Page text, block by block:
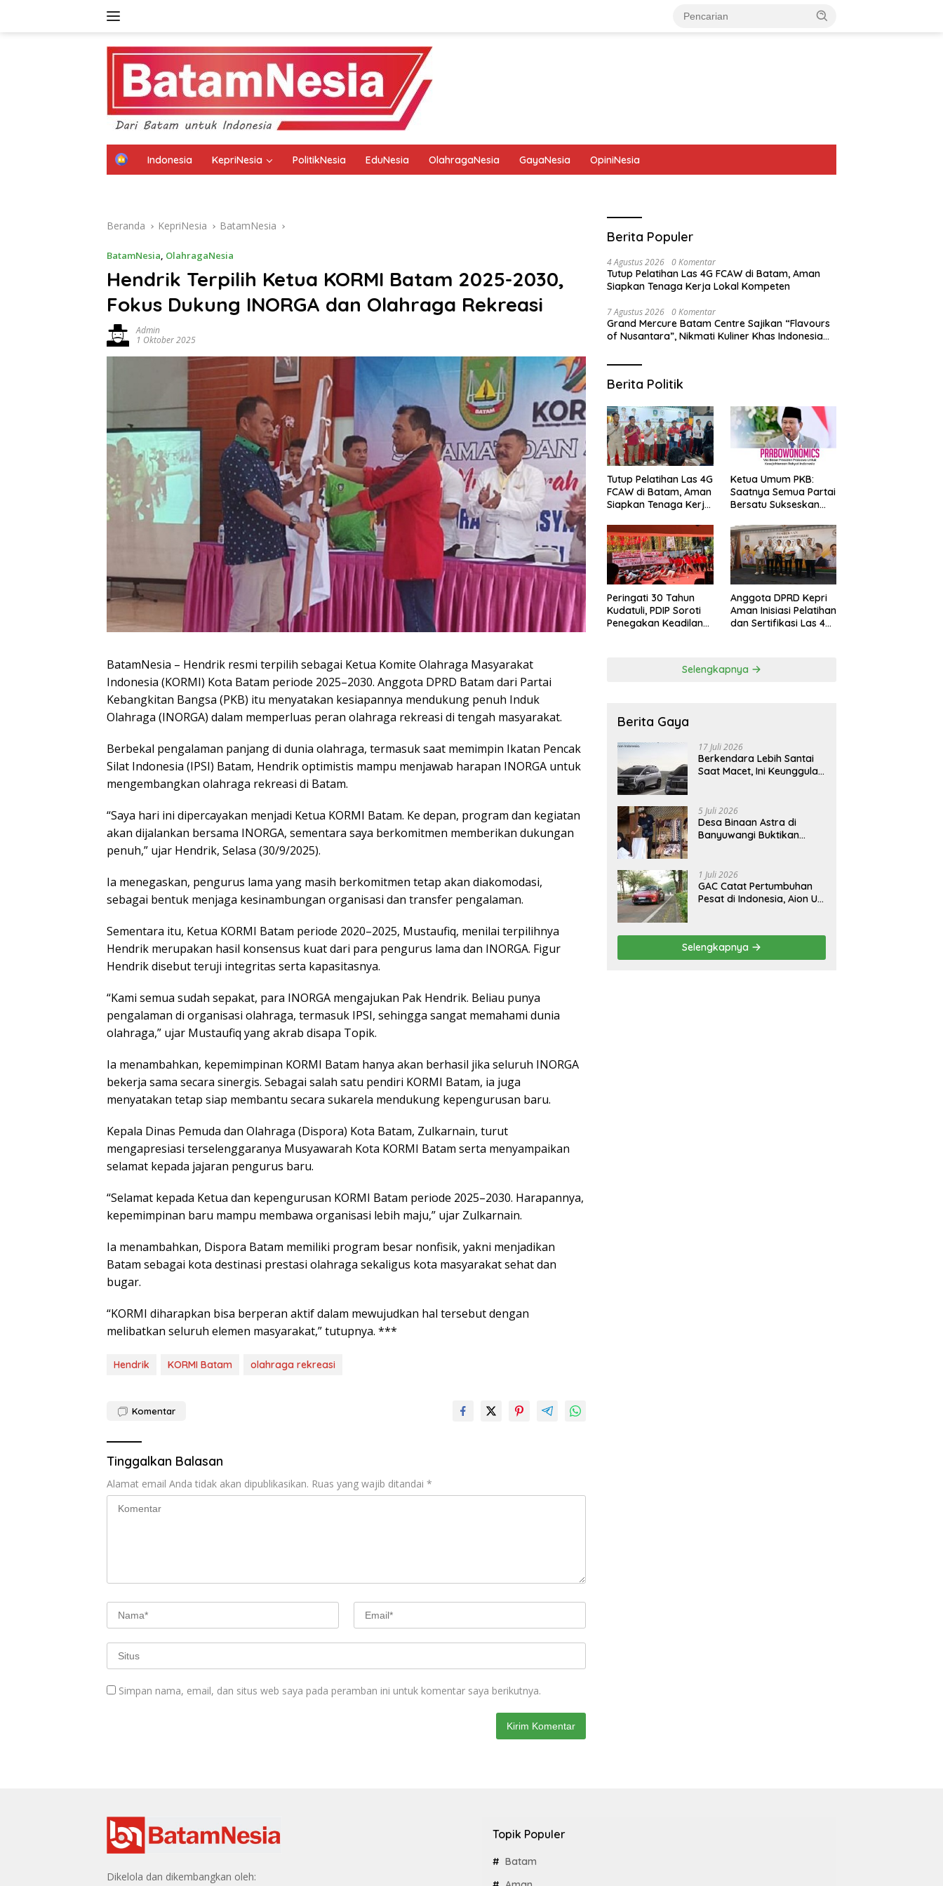
H
Indonesia KepriNesia PolitikNesia EduNesia OlahragaNesia GayaNesia OpiniNesia
Beranda KepriNesia BatamNesia
BatamNesia, OlahragaNesia
Hendrik Terpilih Ketua KORMI Batam 2025-2030,
Fokus Dukung INORGA dan Olahraga Rekreasi
Admin
1 Oktober 2025
BatamNesia – Hendrik resmi terpilih sebagai Ketua Komite Olahraga Masyarakat
Indonesia (KORMI) Kota Batam periode 2025–2030. Anggota DPRD Batam dari Partai
Kebangkitan Bangsa (PKB) itu menyatakan kesiapannya mendukung penuh Induk
Olahraga (INORGA) dalam memperluas peran olahraga rekreasi di tengah masyarakat.
Berbekal pengalaman panjang di dunia olahraga, termasuk saat memimpin Ikatan Pencak
Silat Indonesia (IPSI) Batam, Hendrik optimistis mampu menjawab harapan INORGA untuk
mengembangkan olahraga rekreasi di Batam.
“Saya hari ini dipercayakan menjadi Ketua KORMI Batam. Ke depan, program dan kegiatan
akan dijalankan bersama INORGA, sementara saya berkomitmen memberikan dukungan
penuh,” ujar Hendrik, Selasa (30/9/2025).
Ia menegaskan, pengurus lama yang masih berkomitmen tetap akan diakomodasi,
sebagai bentuk menjaga kesinambungan organisasi dan transfer pengalaman.
Sementara itu, Ketua KORMI Batam periode 2020–2025, Mustaufiq, menilai terpilihnya
Hendrik merupakan hasil konsensus kuat dari para pengurus lama dan INORGA. Figur
Hendrik disebut teruji integritas serta kapasitasnya.
“Kami semua sudah sepakat, para INORGA mengajukan Pak Hendrik. Beliau punya
pengalaman di organisasi olahraga, termasuk IPSI, sehingga sangat memahami dunia
olahraga,” ujar Mustaufiq yang akrab disapa Topik.
Ia menambahkan, kepemimpinan KORMI Batam hanya akan berhasil jika seluruh INORGA
bekerja sama secara sinergis. Sebagai salah satu pendiri KORMI Batam, ia juga
menyatakan tetap siap membantu secara sukarela mendukung kepengurusan baru.
Kepala Dinas Pemuda dan Olahraga (Dispora) Kota Batam, Zulkarnain, turut
mengapresiasi terselenggaranya Musyawarah Kota KORMI Batam serta menyampaikan
selamat kepada jajaran pengurus baru.
“Selamat kepada Ketua dan kepengurusan KORMI Batam periode 2025–2030. Harapannya,
kepemimpinan baru mampu membawa organisasi lebih maju,” ujar Zulkarnain.
Ia menambahkan, Dispora Batam memiliki program besar nonfisik, yakni menjadikan
Batam sebagai kota destinasi prestasi olahraga sekaligus kota masyarakat sehat dan
bugar.
“KORMI diharapkan bisa berperan aktif dalam mewujudkan hal tersebut dengan
melibatkan seluruh elemen masyarakat,” tutupnya. ***
Hendrik KORMI Batam olahraga rekreasi
Komentar
Tinggalkan Balasan
Alamat email Anda tidak akan dipublikasikan. Ruas yang wajib ditandai *
Simpan nama, email, dan situs web saya pada peramban ini untuk komentar saya berikutnya.
Berita Populer
4 Agustus 2026 0 Komentar
Tutup Pelatihan Las 4G FCAW di Batam, Aman
Siapkan Tenaga Kerja Lokal Kompeten
7 Agustus 2026 0 Komentar
Grand Mercure Batam Centre Sajikan “Flavours
of Nusantara”, Nikmati Kuliner Khas Indonesia
Berita Politik
Tutup Pelatihan Las 4G
FCAW di Batam, Aman
Siapkan Tenaga Kerja
Ketua Umum PKB:
Saatnya Semua Partai
Bersatu Sukseskan
Lewat Revisi 108 UU
Peringati 30 Tahun
Kudatuli, PDIP Soroti
Penegakan Keadilan
Anggota DPRD Kepri
Aman Inisiasi Pelatihan
dan Sertifikasi Las 4G
Selengkapnya
Berita Gaya
17 Juli 2026
Berkendara Lebih Santai
Saat Macet, Ini Keunggulan
Cartenz
5 Juli 2026
Desa Binaan Astra di
Banyuwangi Buktikan
Warga
1 Juli 2026
GAC Catat Pertumbuhan
Pesat di Indonesia, Aion UT
Selengkapnya
Dikelola dan dikembangkan oleh:
Topik Populer
Batam